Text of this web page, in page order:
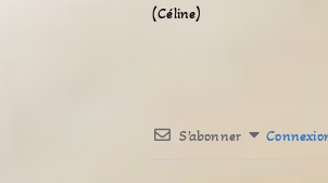
(Céline)
S’abonner